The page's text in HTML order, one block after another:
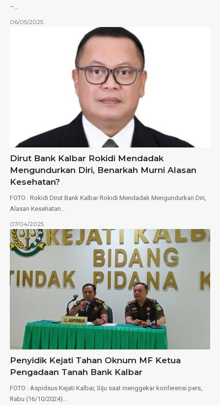
–…
06/05/2025
Dirut Bank Kalbar Rokidi Mendadak
Mengundurkan Diri, Benarkah Murni Alasan
Kesehatan?
FOTO : Rokidi Dirut Bank Kalbar Rokidi Mendadak Mengundurkan Diri,
Alasan Kesehatan…
07/04/2025
Penyidik Kejati Tahan Oknum MF Ketua
Pengadaan Tanah Bank Kalbar
FOTO : Aspidsus Kejati Kalbar, Siju saat menggekar konferensi pers,
Rabu (16/10/2024)…